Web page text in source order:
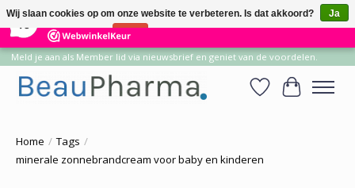
14 Reviews ×
Meld je aan als Member lid via nieuwsbrief en geniet van de voordelen.
Verlanglijst
Home / Tags /
minerale zonnebrandcream voor baby en kinderen
Wij slaan cookies op om onze website te verbeteren. Is dat akkoord?
Ja
Nee